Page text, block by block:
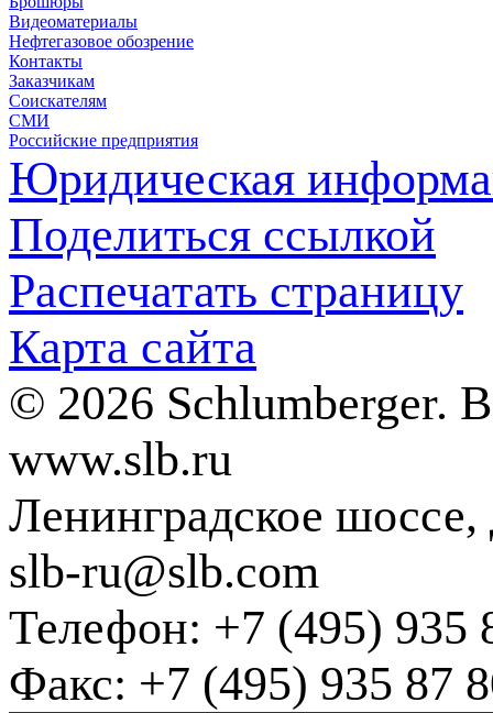
Видеоматериалы
Нефтегазовое обозрение
Контакты
Заказчикам
Соискателям
СМИ
Российские предприятия
Юридическая
Поделиться ссылкой
Распечатать страницу
Карта сайта
© 2026 Schlumberger.
www.slb.ru
Ленинградское
slb-ru@slb.com
Телефон: +7 (495) 935
Факс: +7 (495) 935 87